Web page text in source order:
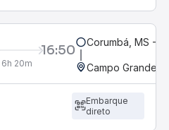
16:50
6h 20m
Corumbá, MS -
Campo Grande,
Embarque
direto